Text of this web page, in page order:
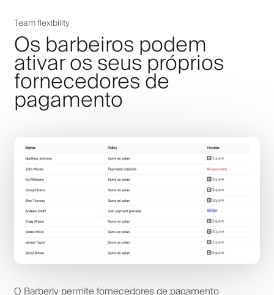
Team flexibility
Os barbeiros podem
ativar os seus próprios
fornecedores de
pagamento
O Barberly permite fornecedores de pagamento